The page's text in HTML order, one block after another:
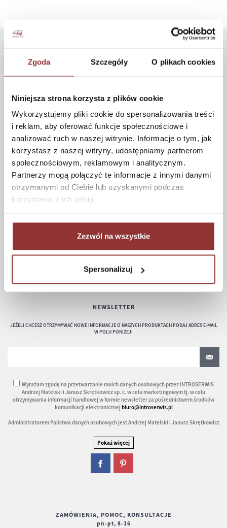
Zgoda Szczegóły O plikach cookies
Niniejsza strona korzysta z plików cookie
Wykorzystujemy pliki cookie do spersonalizowania treści
i reklam, aby oferować funkcje społecznościowe i
analizować ruch w naszej witrynie. Informacje o tym, jak
korzystasz z naszej witryny, udostępniamy partnerom
społecznościowym, reklamowym i analitycznym.
Partnerzy mogą połączyć te informacje z innymi danymi
otrzymanymi od Ciebie lub uzyskanymi podczas
korzystania z ich usług.
Zezwól na wszystkie
Spersonalizuj
ZAKUPY
Formy płatności
Koszt dostawy
Informacje techniczne
POMOC
Konserwacja i czyszczenie
Zwroty
Kontakt
NEWSLETTER
JEŻELI CHCESZ OTRZYMYWAĆ NOWE INFORMACJE O NASZYCH PRODUKTACH PODAJ ADRES E-MAIL
W POLU PONIŻEJ:
Wyrażam zgodę na przetwarzanie moich danych osobowych przez INTROSERWIS
Andrzej Matelski i Janusz Skrętkowicz sp. c. w celu marketingowym tj. w celu
otrzymywania informacji handlowej w formie newsletter za pośrednictwem środków
komunikacji elektronicznej biuro@introserwis.pl
Administratorem Państwa danych osobowych jest Andrzej Matelski i Janusz Skrętkowicz
ZAMÓWIENIA, POMOC, KONSULTACJE
pn-pt, 8-16